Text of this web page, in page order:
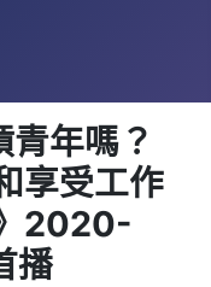
青年嗎？
享受工作
2020-
播